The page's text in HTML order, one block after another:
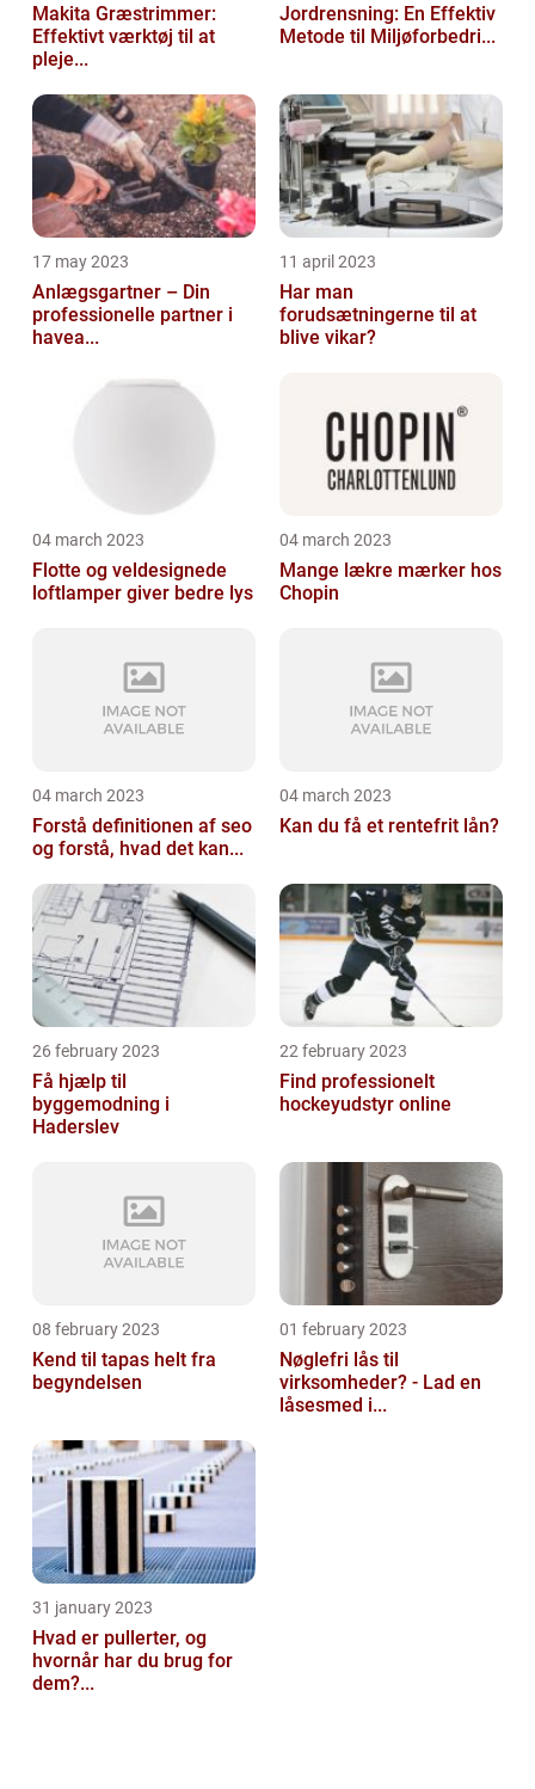
Makita Græstrimmer:
Effektivt værktøj til at
pleje...
Jordrensning: En Effektiv
Metode til Miljøforbedri...
17 may 2023
Anlægsgartner – Din
professionelle partner i
havea...
11 april 2023
Har man
forudsætningerne til at
blive vikar?
04 march 2023
Flotte og veldesignede
loftlamper giver bedre lys
04 march 2023
Mange lækre mærker hos
Chopin
04 march 2023
Forstå definitionen af seo
og forstå, hvad det kan...
04 march 2023
Kan du få et rentefrit lån?
26 february 2023
Få hjælp til
byggemodning i
Haderslev
22 february 2023
Find professionelt
hockeyudstyr online
08 february 2023
Kend til tapas helt fra
begyndelsen
01 february 2023
Nøglefri lås til
virksomheder? - Lad en
låsesmed i...
31 january 2023
Hvad er pullerter, og
hvornår har du brug for
dem?...